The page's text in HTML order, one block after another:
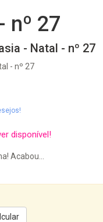
nº 27
- Natal - nº 27
- nº 27
disponível!
Acabou...